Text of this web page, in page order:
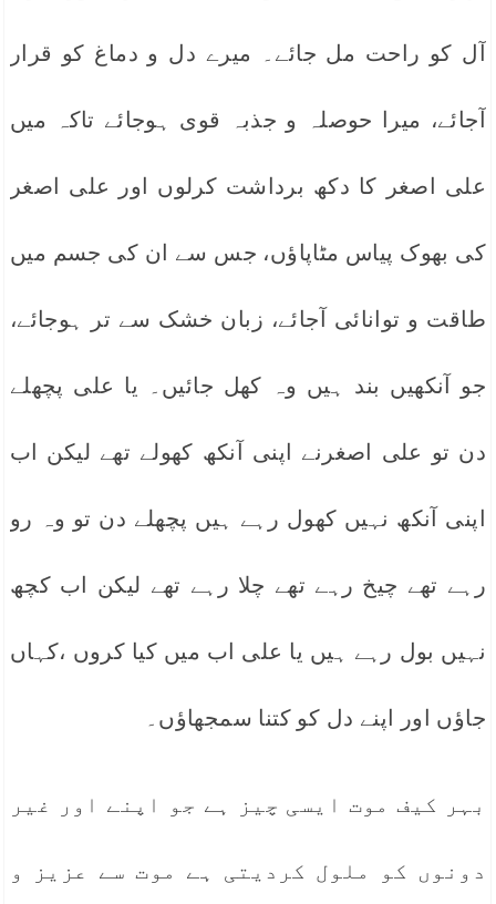
آل کو راحت مل جائے۔ میرے دل و دماغ کو قرار
آجائے، میرا حوصلہ و جذبہ قوی ہوجائے تاکہ میں
علی اصغر کا دکھ برداشت کرلوں اور علی اصغر
کی بھوک پیاس مٹاپاؤں، جس سے ان کی جسم میں
طاقت و توانائی آجائے، زبان خشک سے تر ہوجائے،
جو آنکھیں بند ہیں وہ کھل جائیں۔ یا علی پچھلے
دن تو علی اصغرنے اپنی آنکھ کھولے تھے لیکن اب
اپنی آنکھ نہیں کھول رہے ہیں پچھلے دن تو وہ رو
رہے تھے چیخ رہے تھے چلا رہے تھے لیکن اب کچھ
نہیں بول رہے ہیں یا علی اب میں کیا کروں ،کہاں
جاؤں اور اپنے دل کو کتنا سمجھاؤں۔
بہر کیف موت ایسی چیز ہے جو اپنے اور غیر
دونوں کو ملول کردیتی ہے موت سے عزیز و